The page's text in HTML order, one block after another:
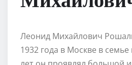
Леонид Михайлович
1932 года в Москве в